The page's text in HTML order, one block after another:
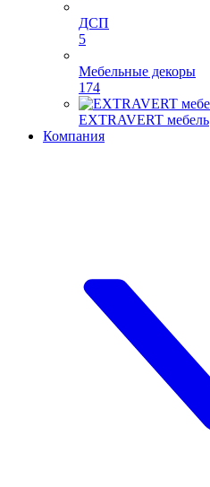
ДСП
5
Мебельные декоры
174
EXTRAVERT мебель
Компания